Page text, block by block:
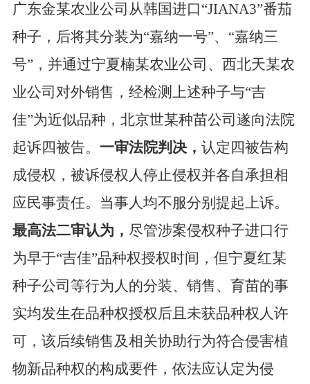
广东金某农业公司从韩国进口“JIANA3”番茄
种子，后将其分装为“嘉纳一号”、“嘉纳三
号”，并通过宁夏楠某农业公司、西北天某农
业公司对外销售，经检测上述种子与“吉
佳”为近似品种，北京世某种苗公司遂向法院
起诉四被告。 一审法院判决， 认定四被告构
成侵权，被诉侵权人停止侵权并各自承担相
应民事责任。当事人均不服分别提起上诉。
最高法二审认为， 尽管涉案侵权种子进口行
为早于“吉佳”品种权授权时间，但宁夏红某
种子公司等行为人的分装、销售、育苗的事
实均发生在品种权授权后且未获品种权人许
可，该后续销售及相关协助行为符合侵害植
物新品种权的构成要件，依法应认定为侵